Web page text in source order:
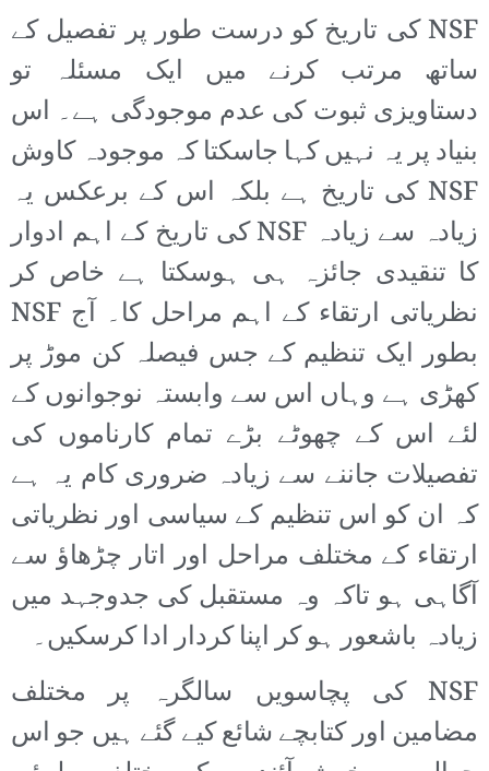
NSF کی تاریخ کو درست طور پر تفصیل کے
ساتھ مرتب کرنے میں ایک مسئلہ تو
دستاویزی ثبوت کی عدم موجودگی ہے۔ اس
بنیاد پر یہ نہیں کہا جاسکتا کہ موجودہ کاوش
NSF کی تاریخ ہے بلکہ اس کے برعکس یہ
زیادہ سے زیادہ NSF کی تاریخ کے اہم ادوار
کا تنقیدی جائزہ ہی ہوسکتا ہے خاص کر
نظریاتی ارتقاء کے اہم مراحل کا۔ آج NSF
بطور ایک تنظیم کے جس فیصلہ کن موڑ پر
کھڑی ہے وہاں اس سے وابستہ نوجوانوں کے
لئے اس کے چھوٹے بڑے تمام کارناموں کی
تفصیلات جاننے سے زیادہ ضروری کام یہ ہے
کہ ان کو اس تنظیم کے سیاسی اور نظریاتی
ارتقاء کے مختلف مراحل اور اتار چڑھاؤ سے
آگاہی ہو تاکہ وہ مستقبل کی جدوجہد میں
زیادہ باشعور ہو کر اپنا کردار ادا کرسکیں۔
NSF کی پچاسویں سالگرہ پر مختلف
مضامین اور کتابچے شائع کیے گئے ہیں جو اس